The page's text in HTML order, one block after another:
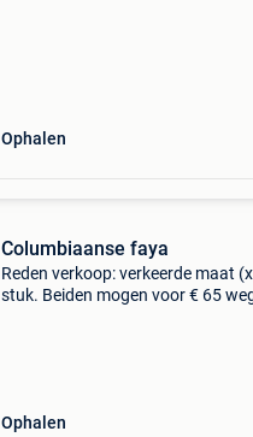
Ophalen
Columbiaanse faya
Reden verkoop: verkeerde maat
stuk. Beiden mogen voor € 65
Ophalen